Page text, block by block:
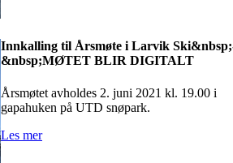
Innkalling til Årsmøte i Larvik
&nbsp;MØTET BLIR DIGITALT
Årsmøtet avholdes 2. juni 2021 kl. 19.00 i
gapahuken på UTD snøpark.
Les mer